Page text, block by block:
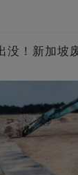
没！新加坡